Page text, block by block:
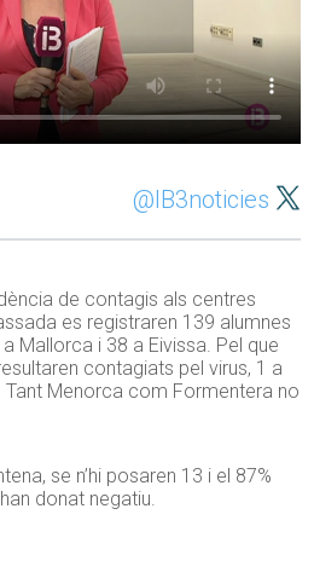
@IB3noticies
de contagis als centres
es registraren 139 alumnes
Mallorca i 38 a Eivissa. Pel que
contagiats pel virus, 1 a
Tant Menorca com Formentera no
se n’hi posaren 13 i el 87%
donat negatiu.